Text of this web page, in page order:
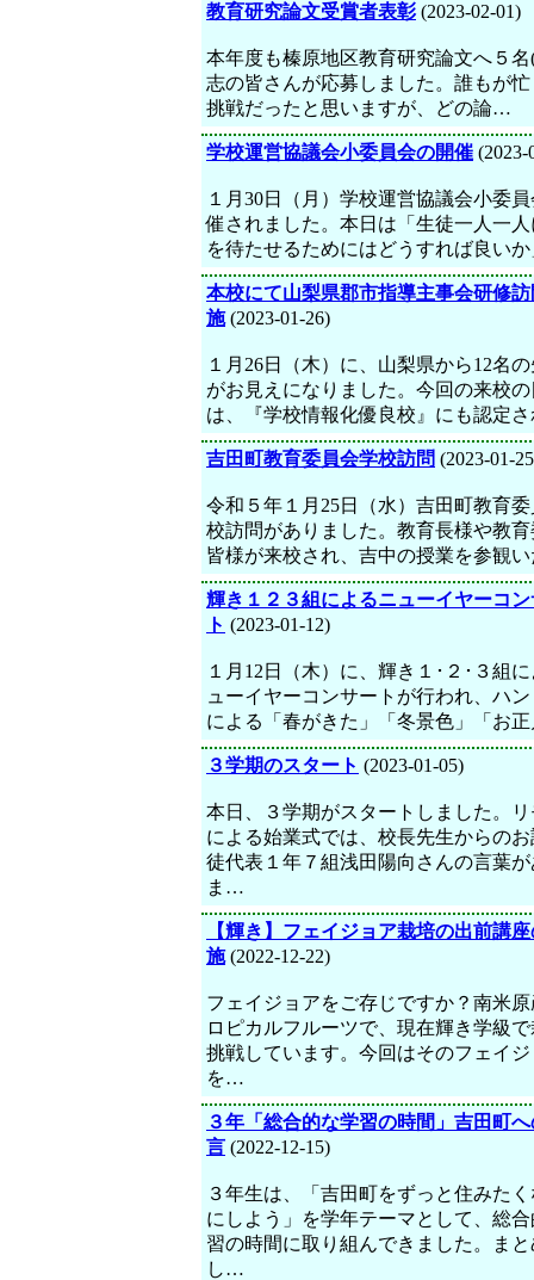
教育研究論文受賞者表彰(2023-02-01)
本年度も榛原地区教育研究論文へ５
志の皆さんが応募しました。誰もが
挑戦だったと思いますが、どの論…
学校運営協議会小委員会の開催 (2023-
１月30日（月）学校運営協議会小委
催されました。本日は「生徒一人一
を待たせるためにはどうすれば良い
本校にて山梨県郡市指導主事会研修
施(2023-01-26)
１月26日（木）に、山梨県から12名
がお見えになりました。今回の来校
は、『学校情報化優良校』にも認定
吉田町教育委員会学校訪問 (2023-01-
令和５年１月25日（水）吉田町教育
校訪問がありました。教育長様や教
皆様が来校され、吉中の授業を参観
輝き１２３組によるニューイヤーコ
ト (2023-01-12)
１月12日（木）に、輝き１･２･３組
ューイヤーコンサートが行われ、ハ
による「春がきた」「冬景色」「お
３学期のスタート (2023-01-05)
本日、３学期がスタートしました。
による始業式では、校長先生からの
徒代表１年７組浅田陽向さんの言葉
ま…
【輝き】フェイジョア栽培の出前講
施(2022-12-22)
フェイジョアをご存じですか？南米
ロピカルフルーツで、現在輝き学級
挑戦しています。今回はそのフェイ
を…
３年「総合的な学習の時間」吉田町
言 (2022-12-15)
３年生は、「吉田町をずっと住みた
にしよう」を学年テーマとして、総
習の時間に取り組んできました。ま
し…